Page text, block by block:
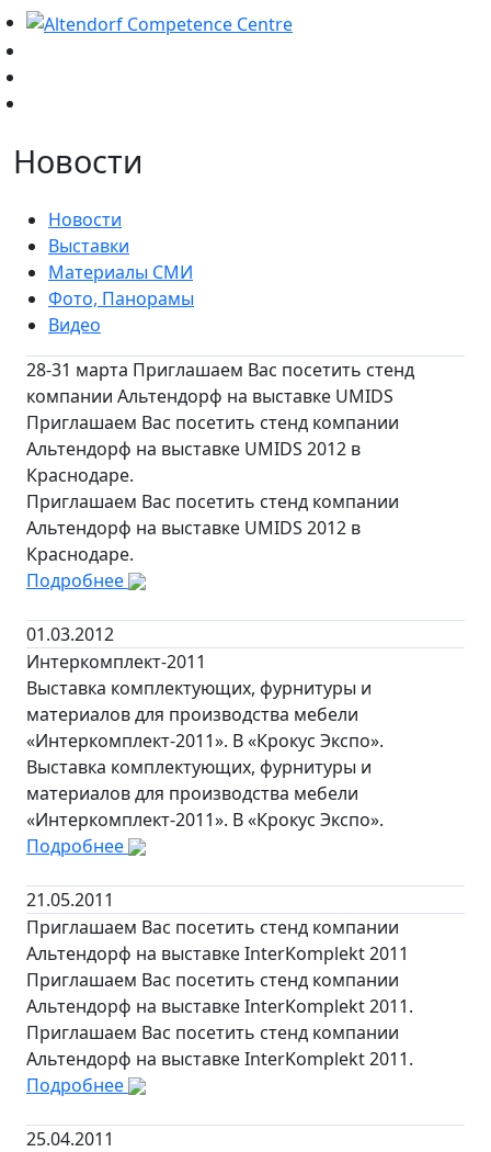
Новости
Новости
Выставки
Материалы СМИ
Фото, Панорамы
Видео
28-31 марта Приглашаем Вас посетить стенд
компании Альтендорф на выставке UMIDS
Приглашаем Вас посетить стенд компании
Альтендорф на выставке UMIDS 2012 в
Краснодаре.
Приглашаем Вас посетить стенд компании
Альтендорф на выставке UMIDS 2012 в
Краснодаре.
Подробнее
01.03.2012
Интеркомплект-2011
Выставка комплектующих, фурнитуры и
материалов для производства мебели
«Интеркомплект-2011». В «Крокус Экспо».
Выставка комплектующих, фурнитуры и
материалов для производства мебели
«Интеркомплект-2011». В «Крокус Экспо».
Подробнее
21.05.2011
Приглашаем Вас посетить стенд компании
Альтендорф на выставке InterKomplekt 2011
Приглашаем Вас посетить стенд компании
Альтендорф на выставке InterKomplekt 2011.
Приглашаем Вас посетить стенд компании
Альтендорф на выставке InterKomplekt 2011.
Подробнее
25.04.2011